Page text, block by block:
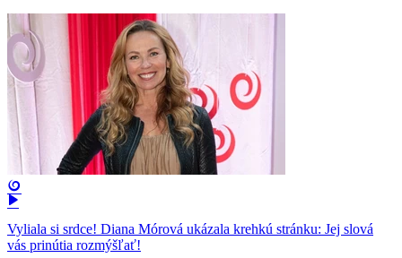
Vyliala si srdce! Diana Mórová ukázala krehkú stránku: Jej slová
vás prinútia rozmýšľať!